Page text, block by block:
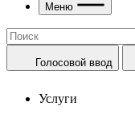
Меню
Голосовой ввод
Услуги